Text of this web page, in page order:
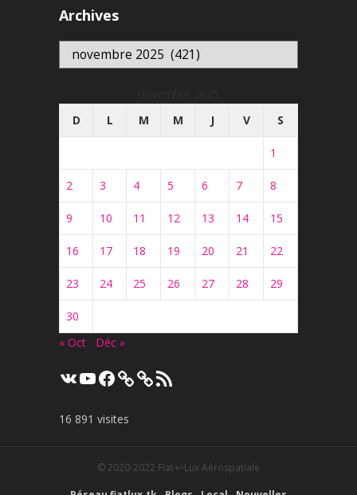
Archives
Archives
D
L M M J V S
1
2 3 4 5 6 7 8
9 10 11 12 13 14 15
16 17 18 19 20 21 22
23 24 25 26 27 28 29
30
« Oct
Déc »
VK YouTube
Facebook Flux
RSS
16 891 visites
© 2020-2022 Fiat+⁄-Lux Aérospatiale